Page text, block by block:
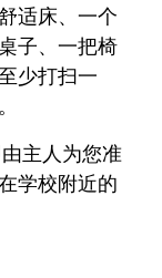
适床、一个
子、一把椅
少打扫一
主人为您准
学校附近的